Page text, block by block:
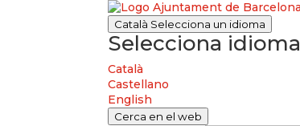
Català Selecciona un idioma
Selecciona idioma
Català
Castellano
English
Cerca en el web